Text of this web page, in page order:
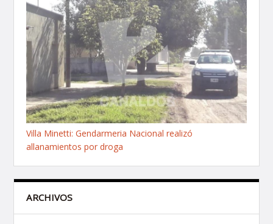
Villa Minetti: Gendarmeria Nacional realizó
allanamientos por droga
ARCHIVOS